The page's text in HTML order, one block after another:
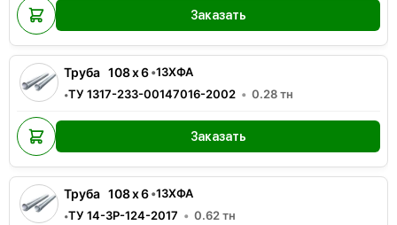
Заказать
Труба 108x6•13ХФА
•ТУ 1317-233-00147016-2002 0.28тн
Заказать
Труба 108x6•13ХФА
•ТУ 14-3Р-124-2017 0.62 тн